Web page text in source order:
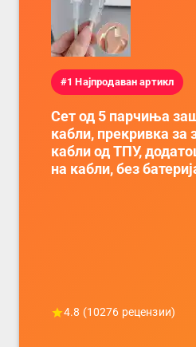
#1 Најпродаван артикл
Сет од 5 парчиња
кабли, прекривка за
кабли од ТПУ,
на кабли, без
4.8 (10276 рецензии)